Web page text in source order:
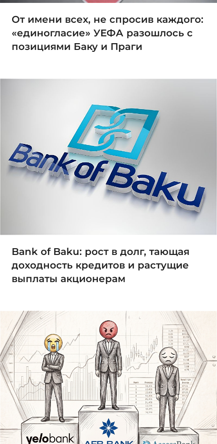
От имени всех, не спросив каждого:
«единогласие» УЕФА разошлось с
позициями Баку и Праги
Bank of Baku: рост в долг, тающая
доходность кредитов и растущие
выплаты акционерам